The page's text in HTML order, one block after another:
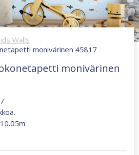
Walls
monivärinen 45817
monivärinen